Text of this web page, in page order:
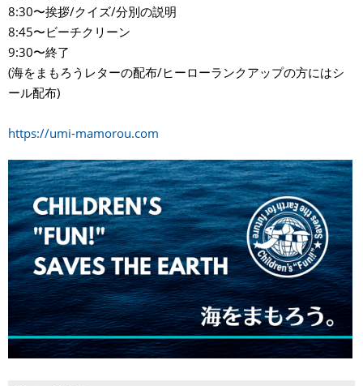
8:30〜挨拶/クイズ/分別の説明
8:45〜ビーチクリーン
9:30〜終了
(海をまもろうレターの配布/ヒーローランクアップの方にはシ
ール配布)
https://umi-mamorou.com